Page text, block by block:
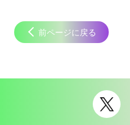
前ページに戻る